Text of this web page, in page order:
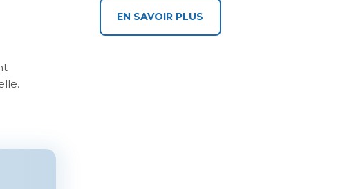
EN SAVOIR PLUS